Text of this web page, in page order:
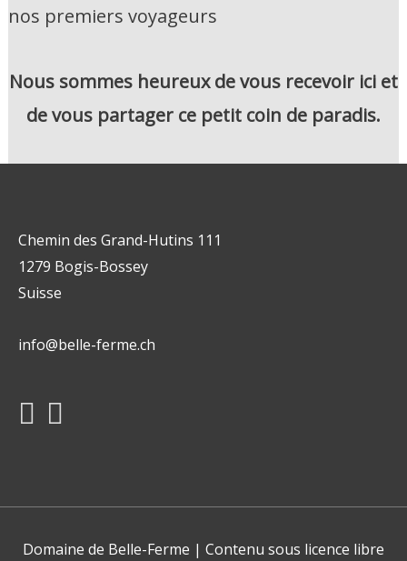
nos premiers voyageurs
Nous sommes heureux de vous recevoir ici et
de vous partager ce petit coin de paradis.
Chemin des Grand-Hutins 111
1279 Bogis-Bossey
Suisse
info@belle-ferme.ch
Domaine de Belle-Ferme | Contenu sous licence libre